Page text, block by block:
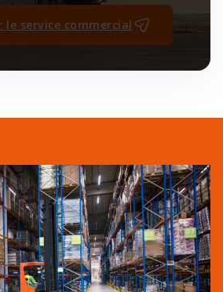
le service commercial